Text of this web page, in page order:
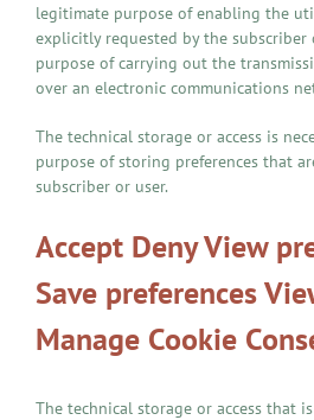
legitimate purpose of enabling the
explicitly requested by the subscriber
purpose of carrying out the
over an electronic communications
The technical storage or access is
purpose of storing preferences that
subscriber or user.
Accept Deny View
Save preferences
Manage Cookie
The technical storage or access that